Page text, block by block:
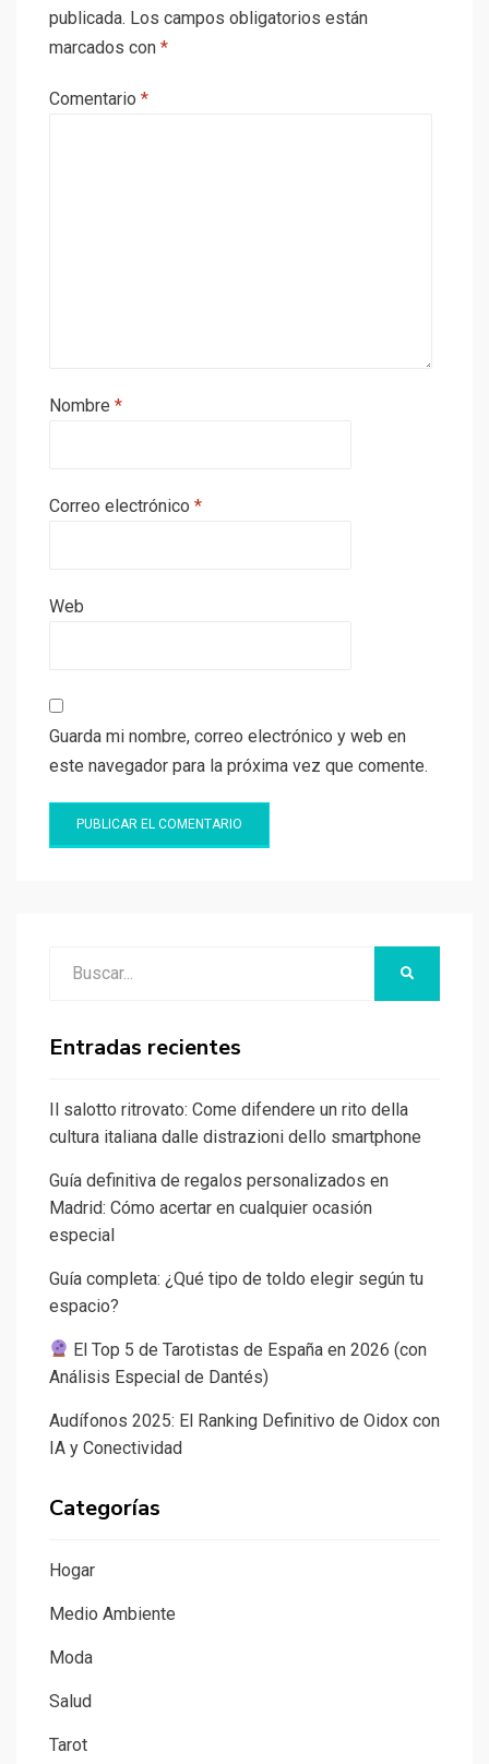
publicada. Los campos obligatorios están
marcados con *
Comentario *
Nombre *
Correo electrónico *
Web
Guarda mi nombre, correo electrónico y web en
este navegador para la próxima vez que comente.
Entradas recientes
Il salotto ritrovato: Come difendere un rito della
cultura italiana dalle distrazioni dello smartphone
Guía definitiva de regalos personalizados en
Madrid: Cómo acertar en cualquier ocasión
especial
Guía completa: ¿Qué tipo de toldo elegir según tu
espacio?
El Top 5 de Tarotistas de España en 2026 (con
Análisis Especial de Dantés)
Audífonos 2025: El Ranking Definitivo de Oidox con
IA y Conectividad
Categorías
Hogar
Medio Ambiente
Moda
Salud
Tarot